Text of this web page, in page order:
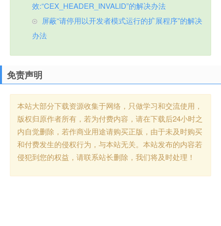
效:“CEX_HEADER_INVALID”的解决办法
屏蔽“请停用以开发者模式运行的扩展程序”的解决
办法
免责声明
本站大部分下载资源收集于网络，只做学习和交流使用，
版权归原作者所有，若为付费内容，请在下载后24小时之
内自觉删除，若作商业用途请购买正版，由于未及时购买
和付费发生的侵权行为，与本站无关。本站发布的内容若
侵犯到您的权益，请联系站长删除，我们将及时处理！